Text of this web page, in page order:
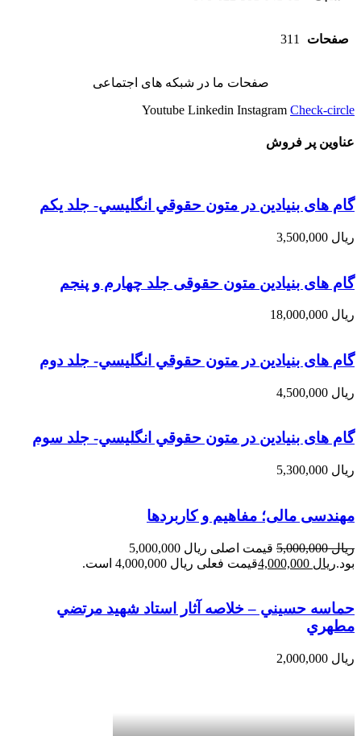
صفحات 311
صفحات ما در شبکه های اجتماعی
Youtube Linkedin Instagram Check-circle
عناوین پر فروش
گام های بنیادین در متون حقوقي انگليسي- جلد يكم
ریال
گام های بنیادین متون حقوقی جلد چهارم و پنجم
ریال
گام های بنیادین در متون حقوقي انگليسي- جلد دوم
ریال
گام های بنیادین در متون حقوقي انگليسي- جلد سوم
ریال
مهندسی مالی؛ مفاهیم و کاربردها
ریال5,000,000
قیمت اصلی ریال 5,000,000
بود.ریال قیمت فعلی ریال 4,000,000 است.
حماسه حسيني – خلاصه آثار استاد شهيد مرتضي
مطهري
ریال